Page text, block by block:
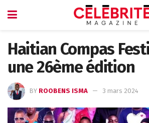
Haitian Compas
une 26ème édition
BY ROOBENS ISMA 3 mars 2024